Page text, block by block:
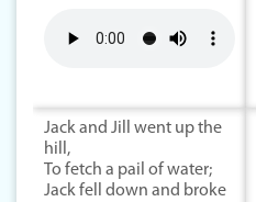
Jack and Jill went up the
hill,
To fetch a pail of water;
Jack fell down and broke